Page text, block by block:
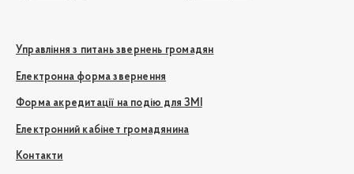
Управління з питань звернень громадян
Електронна форма звернення
Форма акредитації на подію для ЗМІ
Електронний кабінет громадянина
Контакти